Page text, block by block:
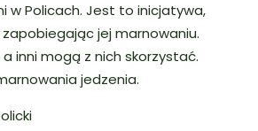
w Policach. Jest to inicjatywa,
jej marnowaniu.
inni mogą z nich skorzystać.
jedzenia.